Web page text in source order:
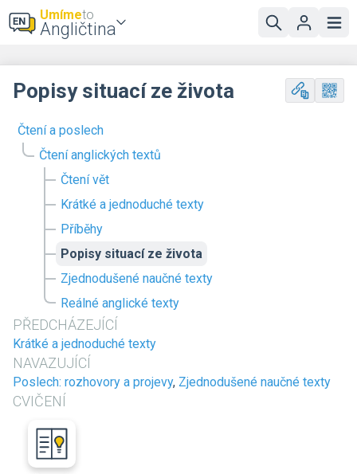
Umímeto
Angličtina
Čtení a poslech
Čtení anglických textů
Čtení vět
Krátké a jednoduché texty
Příběhy
Popisy situací ze života
Zjednodušené naučné texty
Reálné anglické texty
PŘEDCHÁZEJÍCÍ
Krátké a jednoduché texty
NAVAZUJÍCÍ
Poslech: rozhovory a projevy, Zjednodušené naučné texty
CVIČENÍ
Popisy situací ze života